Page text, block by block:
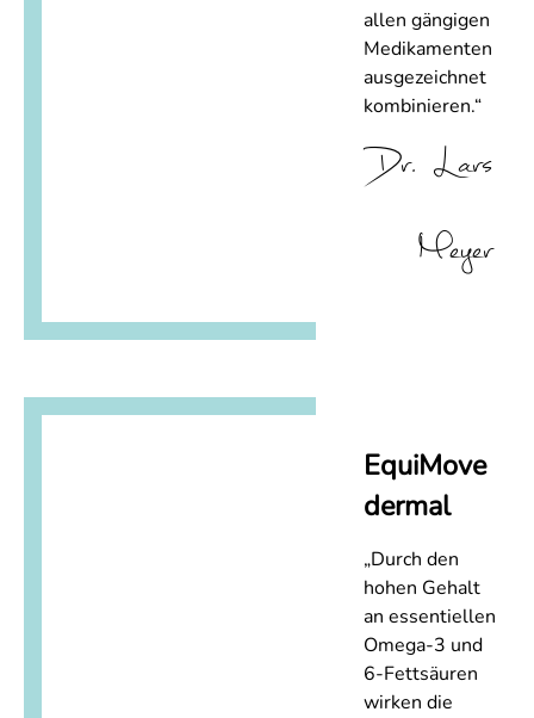
allen gängigen
Medikamenten
ausgezeichnet
kombinieren.“
Dr. Lars
Meyer
EquiMove
dermal
„Durch den
hohen Gehalt
an essentiellen
Omega-3 und
6-Fettsäuren
wirken die